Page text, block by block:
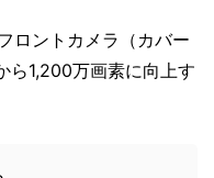
ロントカメラ（カバー
ら1,200万画素に向上す